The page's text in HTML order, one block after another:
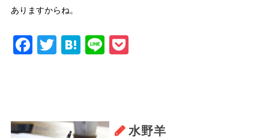
ありますからね。
Facebook
Twitter
Hatena
Line
水野羊